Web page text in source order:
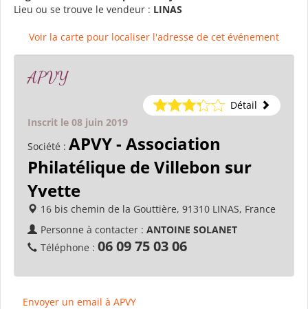
Lieu ou se trouve le vendeur : LINAS
Voir la carte pour localiser l'adresse de cet événement
APVY
Détail
Inscrit le 08 juin 2019
Société : APVY - Association
Philatélique de Villebon sur
Yvette
16 bis chemin de la Gouttière, 91310 LINAS, France
Personne à contacter : ANTOINE SOLANET
Téléphone : 06 09 75 03 06
Envoyer un email à APVY